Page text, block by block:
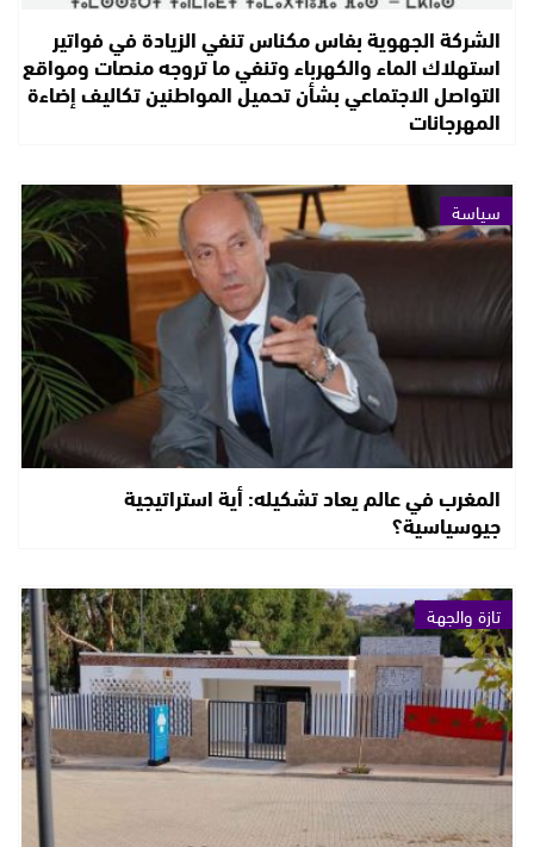
الشركة الجهوية بفاس مكناس تنفي الزيادة في فواتير
استهلاك الماء والكهرباء وتنفي ما تروجه منصات ومواقع
التواصل الاجتماعي بشأن تحميل المواطنين تكاليف إضاءة
المهرجانات
سياسة
المغرب في عالم يعاد تشكيله: أية استراتيجية
جيوسياسية؟
تازة والجهة